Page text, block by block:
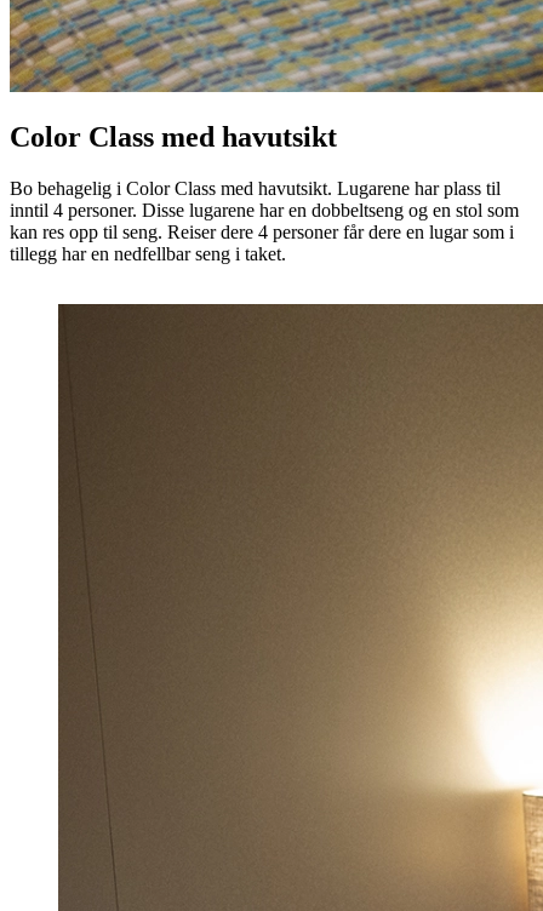
Color Class med havutsikt
Bo behagelig i Color Class med havutsikt. Lugarene har plass til
inntil 4 personer. Disse lugarene har en dobbeltseng og en stol som
kan res opp til seng. Reiser dere 4 personer får dere en lugar som i
tillegg har en nedfellbar seng i taket.